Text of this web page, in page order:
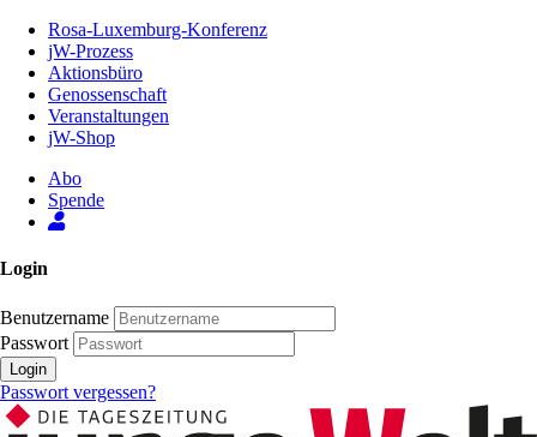
Inhalt
Seite
Rosa-Luxemburg-Konferenz
jW-Prozess
Aktionsbüro
Genossenschaft
Veranstaltungen
jW-Shop
Abo
Spende
Login
Benutzername
Passwort
Login
Passwort vergessen?